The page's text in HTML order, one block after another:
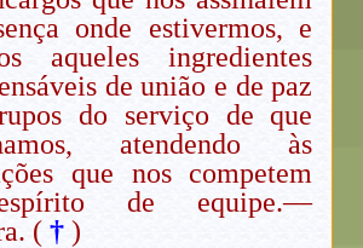
onde estivermos, e
aqueles ingredientes
de união e de paz
do serviço de que
atendendo às
que nos competem
de equipe.—
(† )